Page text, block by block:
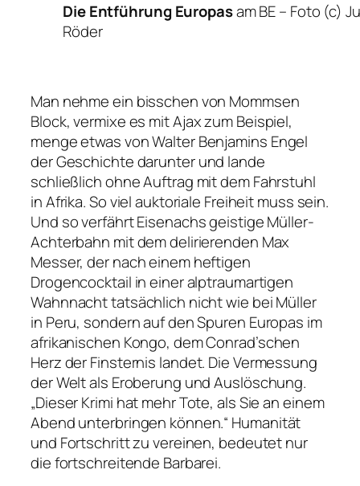
Die Entführung Europasam BE – Foto (c)
Röder
Man nehme ein bisschen von Mommsen
Block, vermixe es mitAjax zum Beispiel,
menge etwas von Walter Benjamins Engel
der Geschichtedarunter und lande
schließlich ohneAuftrag mit dem Fahrstuhl
in Afrika. So viel auktoriale Freiheit muss sein.
Und so verfährt Eisenachs geistige Müller-
Achterbahn mit dem delirierenden Max
Messer, der nach einem heftigen
Drogencocktail in einer alptraumartigen
Wahnnacht tatsächlich nicht wie bei Müller
in Peru, sondern auf den Spuren Europas im
afrikanischen Kongo, dem Conrad’schen
Herz der Finsternis landet. Die Vermessung
der Welt als Eroberung und Auslöschung.
„Dieser Krimi hat mehr Tote, als Sie an einem
Abend unterbringen können.“ Humanität
und Fortschritt zu vereinen, bedeutet nur
die fortschreitende Barbarei.